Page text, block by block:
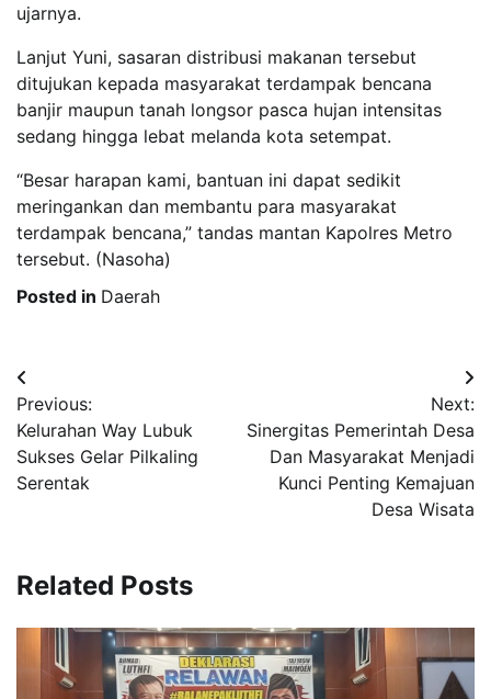
ujarnya.
Lanjut Yuni, sasaran distribusi makanan tersebut
ditujukan kepada masyarakat terdampak bencana
banjir maupun tanah longsor pasca hujan intensitas
sedang hingga lebat melanda kota setempat.
“Besar harapan kami, bantuan ini dapat sedikit
meringankan dan membantu para masyarakat
terdampak bencana,” tandas mantan Kapolres Metro
tersebut. (Nasoha)
Posted in Daerah
Post
navigation
Previous:
Kelurahan Way Lubuk
Sukses Gelar Pilkaling
Serentak
Next:
Sinergitas Pemerintah Desa
Dan Masyarakat Menjadi
Kunci Penting Kemajuan
Desa Wisata
Related Posts